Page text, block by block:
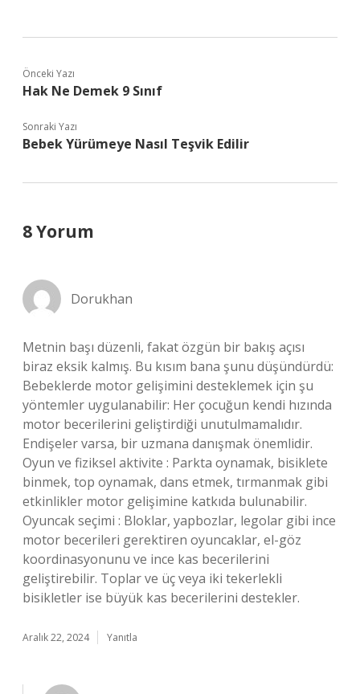
Önceki Yazı
Hak Ne Demek 9 Sınıf
Sonraki Yazı
Bebek Yürümeye Nasıl Teşvik Edilir
8 Yorum
Dorukhan
Metnin başı düzenli, fakat özgün bir bakış açısı
biraz eksik kalmış. Bu kısım bana şunu düşündürdü:
Bebeklerde motor gelişimini desteklemek için şu
yöntemler uygulanabilir: Her çocuğun kendi hızında
motor becerilerini geliştirdiği unutulmamalıdır.
Endişeler varsa, bir uzmana danışmak önemlidir.
Oyun ve fiziksel aktivite : Parkta oynamak, bisiklete
binmek, top oynamak, dans etmek, tırmanmak gibi
etkinlikler motor gelişimine katkıda bulunabilir.
Oyuncak seçimi : Bloklar, yapbozlar, legolar gibi ince
motor becerileri gerektiren oyuncaklar, el-göz
koordinasyonunu ve ince kas becerilerini
geliştirebilir. Toplar ve üç veya iki tekerlekli
bisikletler ise büyük kas becerilerini destekler.
Aralık 22, 2024 Yanıtla